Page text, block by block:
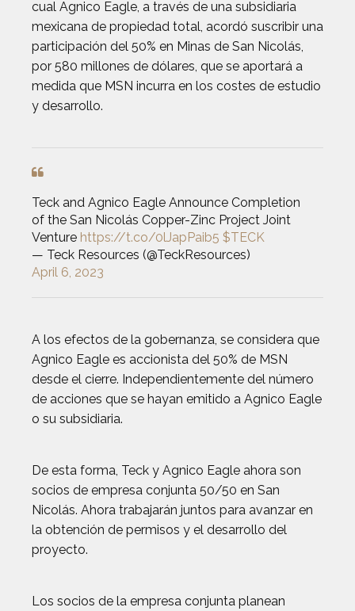
cual Agnico Eagle, a través de una subsidiaria
mexicana de propiedad total, acordó suscribir una
participación del 50% en Minas de San Nicolás,
por 580 millones de dólares, que se aportará a
medida que MSN incurra en los costes de estudio
y desarrollo.
Teck and Agnico Eagle Announce Completion
of the San Nicolás Copper-Zinc Project Joint
Venture https://t.co/0lJapPaib5 $TECK
— Teck Resources (@TeckResources)
April 6, 2023
A los efectos de la gobernanza, se considera que
Agnico Eagle es accionista del 50% de MSN
desde el cierre. Independientemente del número
de acciones que se hayan emitido a Agnico Eagle
o su subsidiaria.
De esta forma, Teck y Agnico Eagle ahora son
socios de empresa conjunta 50/50 en San
Nicolás. Ahora trabajarán juntos para avanzar en
la obtención de permisos y el desarrollo del
proyecto.
Los socios de la empresa conjunta planean